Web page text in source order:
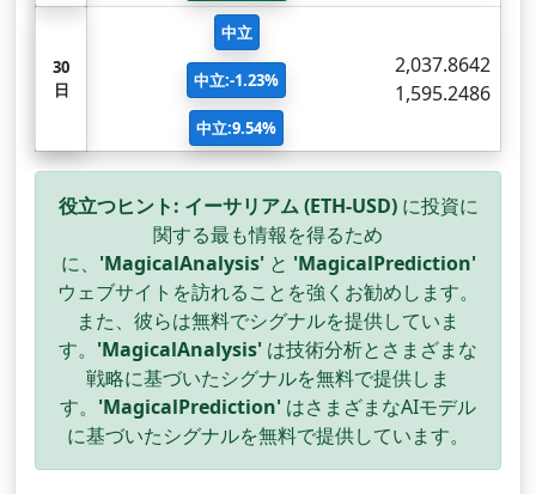
30
日
中立
中立:-1.23%
中立:9.54%
2,037.8642
1,595.2486
役立つヒント: イーサリアム (ETH-USD)に投資に
関する最も情報を得るため
に、 'MagicalAnalysis'と 'MagicalPrediction'
ウェブサイトを訪れることを強くお勧めします。
また、彼らは無料でシグナルを提供していま
す。 'MagicalAnalysis' は技術分析とさまざまな
戦略に基づいたシグナルを無料で提供しま
す。 'MagicalPrediction' はさまざまなAIモデル
に基づいたシグナルを無料で提供しています。